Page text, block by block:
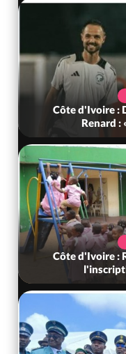
Côte d'Ivoire :
Renard :
Côte d'Ivoire :